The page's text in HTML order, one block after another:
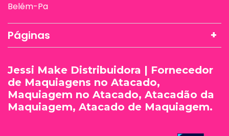
Belém-Pa
Páginas
Jessi Make Distribuidora | Fornecedor
de Maquiagens no Atacado,
Maquiagem no Atacado, Atacadão da
Maquiagem, Atacado de Maquiagem.